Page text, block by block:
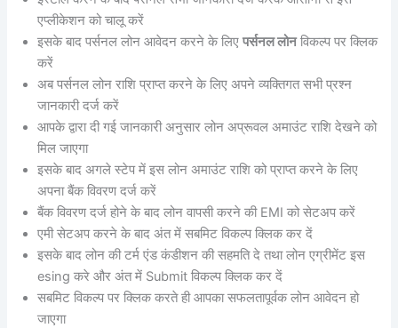
एप्लीकेशन को चालू करें
इसके बाद पर्सनल लोन आवेदन करने के लिएपर्सनल लोनविकल्प पर क्लिक
करें
अब पर्सनल लोन राशि प्राप्त करने के लिए अपने व्यक्तिगत सभी प्रश्न
जानकारी दर्ज करें
आपके द्वारा दी गई जानकारी अनुसार लोन अप्रूवल अमाउंट राशि देखने को
मिल जाएगा
इसके बाद अगले स्टेप में इस लोन अमाउंट राशि को प्राप्त करने के लिए
अपना बैंक विवरण दर्ज करें
बैंक विवरण दर्ज होने के बाद लोन वापसी करने की EMI को सेटअप करें
एमी सेटअप करने के बाद अंत में सबमिट विकल्प क्लिक कर दें
इसके बाद लोन की टर्म एंड कंडीशन की सहमति दे तथा लोन एग्रीमेंट इस
esing करे और अंत में Submit विकल्प क्लिक कर दें
सबमिट विकल्प पर क्लिक करते ही आपका सफलतापूर्वक लोन आवेदन हो
जाएगा